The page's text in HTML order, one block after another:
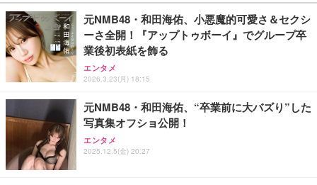
￥8,260
エレコム モニターアーム ディスプレイアーム シン
グル ロング 17~32インチ対応 耐荷重9kg VESA規格
対応 ブラック DPAWSN01BK
エレコム VESAマウントアダプターブラケット モニ
ター用 VESA規格対応 DPAＷQB01BK
￥109,572
【純正品】27"ゲーミングモニター DualSense 充電
フック付き（CFI-ZDM1J）
￥49,979
【整備済み品】Dell E2724HS 27インチ 液晶モニタ
ー フルHD（1920×1080）VA 非光沢 HDMI/DisplayP
ort/VGA スピーカー内蔵 高さ調整 スイベル VESA対
￥949
Lightning to 3.5mm イヤホンジャック 変換 MFi認
証 【ハイレゾ音質】 内蔵DAC 遅延なし 48ビット/9
6KHz 音量調節対応
【HIFI音質】iphone イヤホンジャック ライトニン
グ イヤホン 変換 MFI認証 4極 内蔵DAC 遅延なし 音
量調節/音楽
元NMB48・和田海佑、小悪魔的可愛さ＆セクシ
ーさ全開！『アップトゥボーイ』でグループ卒
業後初表紙を飾る
エンタメ
2026.3.23(月) 18:15
元NMB48・和田海佑、“卒業前に大バズり”した
写真集オフショ公開！
エンタメ
2025.12.5(金) 20:27